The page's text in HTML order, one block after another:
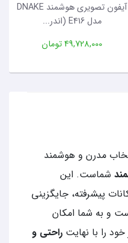
آیفون تصویری هوشمند DNAKE
مدل E416 (اندر...
49,728,000 تومان
مدرن و هوشمند
شماست. این
پیشرفته، جایگزینی
و به شما امکان
را با نهایت راحتی و